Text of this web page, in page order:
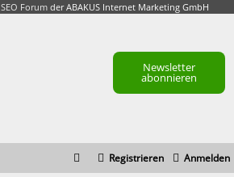
SEO Forumder ABAKUS Internet Marketing GmbH
Newsletter
abonnieren
Anmelden
Registrieren